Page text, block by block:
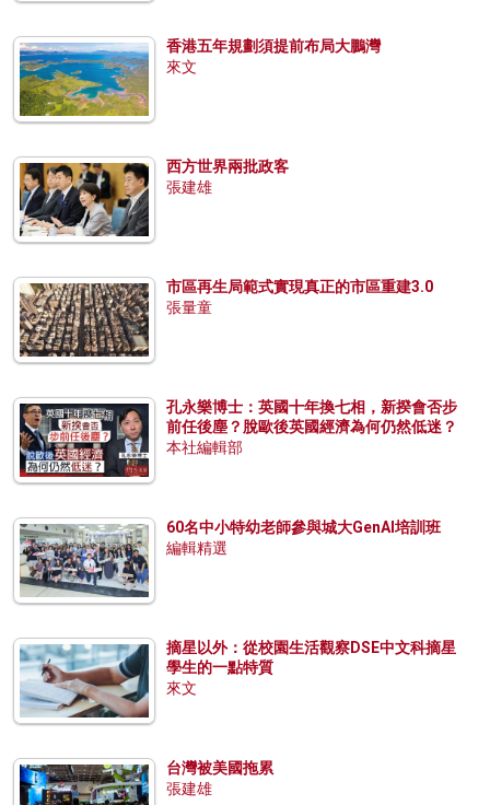
香港五年規劃須提前布局大鵬灣
來文
西方世界兩批政客
張建雄
市區再生局範式實現真正的市區重建3.0
張量童
孔永樂博士：英國十年換七相，新揆會否步
前任後塵？脫歐後英國經濟為何仍然低迷？
本社編輯部
60名中小特幼老師參與城大GenAI培訓班
編輯精選
摘星以外：從校園生活觀察DSE中文科摘星
學生的一點特質
來文
台灣被美國拖累
張建雄